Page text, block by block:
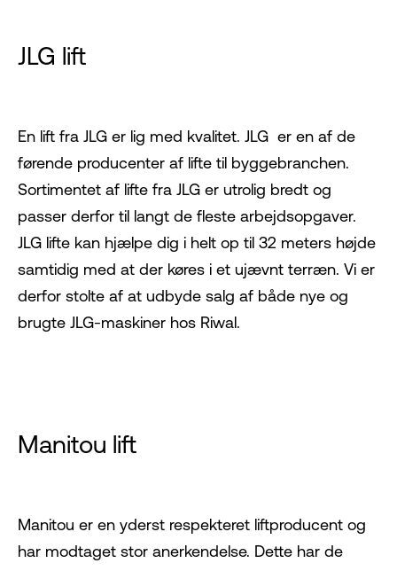
JLG lift
En lift fra JLG er lig med kvalitet. JLG er en af de
førende producenter af lifte til byggebranchen.
Sortimentet af lifte fra JLG er utrolig bredt og
passer derfor til langt de fleste arbejdsopgaver.
JLG lifte kan hjælpe dig i helt op til 32 meters højde
samtidig med at der køres i et ujævnt terræn. Vi er
derfor stolte af at udbyde salg af både nye og
brugte JLG-maskiner hos Riwal.
Manitou lift
Manitou er en yderst respekteret liftproducent og
har modtaget stor anerkendelse. Dette har de